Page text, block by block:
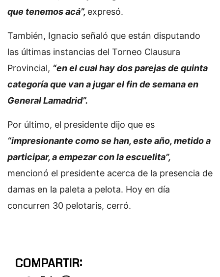
que tenemos acá”, expresó.
También, Ignacio señaló que están disputando
las últimas instancias del Torneo Clausura
Provincial, “en el cual hay dos parejas de quinta
categoría que van a jugar el fin de semana en
General Lamadrid”.
Por último, el presidente dijo que es
“impresionante como se han, este año, metido a
participar, a empezar con la escuelita”,
mencionó el presidente acerca de la presencia de
damas en la paleta a pelota. Hoy en día
concurren 30 pelotaris, cerró.
COMPARTIR: